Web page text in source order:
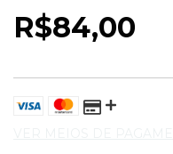
R$84,00